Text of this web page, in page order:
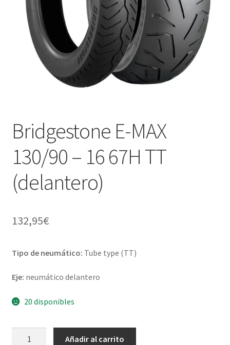
Bridgestone E-MAX
130/90 – 16 67H TT
(delantero)
132,95€
Tipo de neumático: Tube type (TT)
Eje: neumático delantero
20 disponibles
Añadir al carrito